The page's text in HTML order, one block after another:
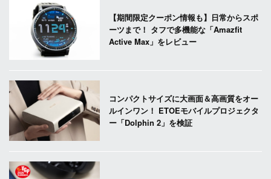
【期間限定クーポン情報も】日常からスポ
ーツまで！ タフで多機能な「Amazfit
Active Max」をレビュー
コンパクトサイズに大画面＆高画質をオー
ルインワン！ ETOEモバイルプロジェクタ
ー「Dolphin 2」を検証